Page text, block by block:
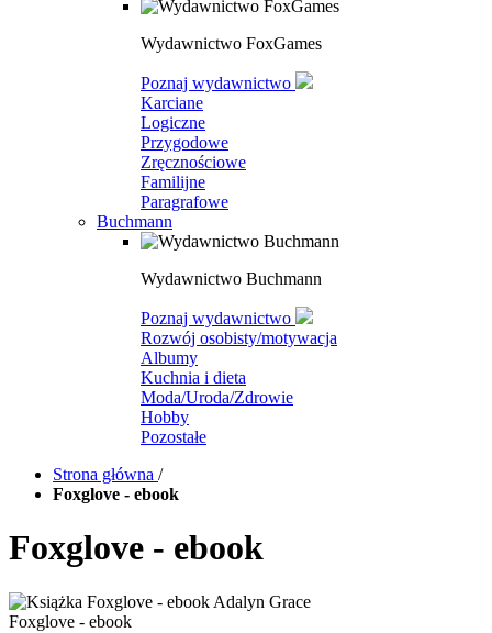
Wydawnictwo FoxGames
Poznaj wydawnictwo
Karciane
Logiczne
Przygodowe
Zręcznościowe
Familijne
Paragrafowe
Buchmann
Wydawnictwo Buchmann
Poznaj wydawnictwo
Rozwój osobisty/motywacja
Albumy
Kuchnia i dieta
Moda/Uroda/Zdrowie
Hobby
Pozostałe
Strona główna /
Foxglove - ebook
Foxglove - ebook
Foxglove - ebook